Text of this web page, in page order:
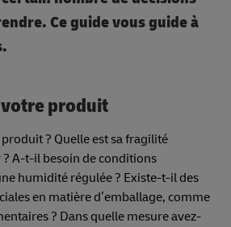
Ce guide vous guide à
produit
? Quelle est sa fragilité
? A-t-il besoin de conditions
humidité régulée ? Existe-t-il des
en matière d’emballage, comme
? Dans quelle mesure avez-